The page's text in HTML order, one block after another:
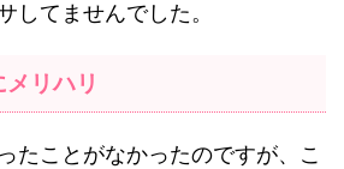
してませんでした。
メリハリ
たことがなかったのですが、こ